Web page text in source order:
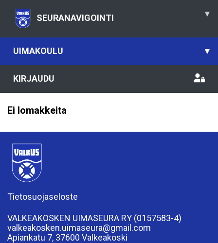
SEURANAVIGOINTI ▾
UIMAKOULU ▾
KIRJAUDU
Ei lomakkeita
Tietosuojaseloste
VALKEAKOSKEN UIMASEURA RY (0157583-4)
valkeakosken.uimaseura@gmail.com
Apiankatu 7, 37600 Valkeakoski